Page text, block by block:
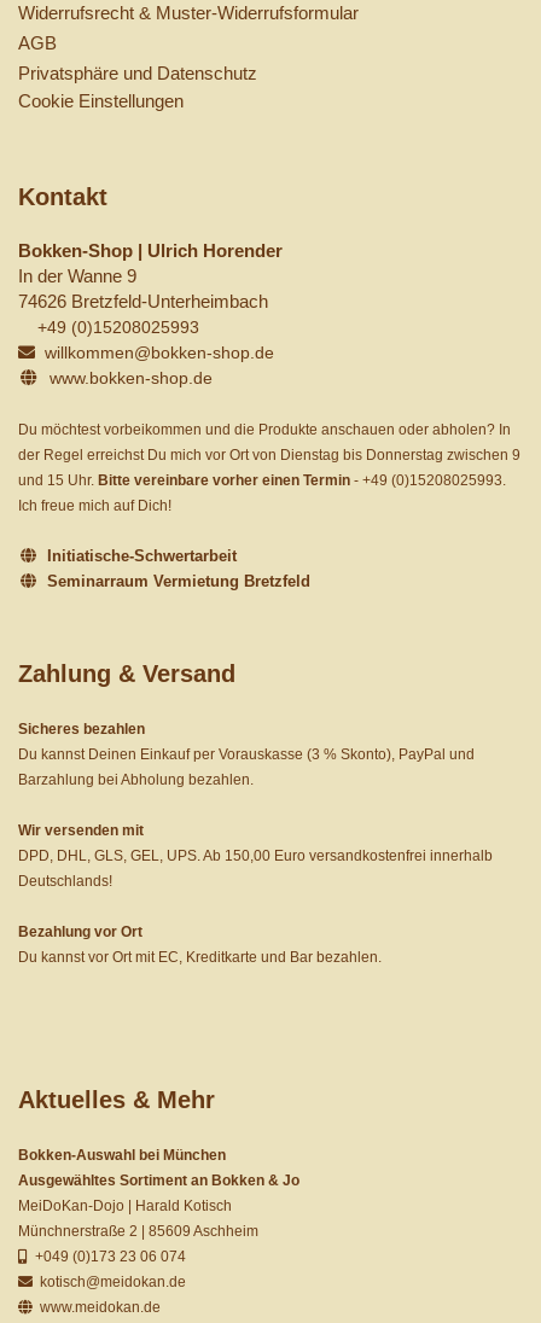
Widerrufsrecht & Muster-Widerrufsformular
AGB
Privatsphäre und Datenschutz
Cookie Einstellungen
Kontakt
Bokken-Shop | Ulrich Horender
In der Wanne 9
74626 Bretzfeld-Unterheimbach
+49 (0)15208025993
willkommen@bokken-shop.de
www.bokken-shop.de
Du möchtest vorbeikommen und die Produkte anschauen oder abholen? In
der Regel erreichst Du mich vor Ort von Dienstag bis Donnerstag zwischen 9
und 15 Uhr. Bitte vereinbare vorher einen Termin - +49 (0)15208025993.
Ich freue mich auf Dich!
Initiatische-Schwertarbeit
Seminarraum Vermietung Bretzfeld
Zahlung & Versand
Sicheres bezahlen
Du kannst Deinen Einkauf per Vorauskasse (3 % Skonto), PayPal und
Barzahlung bei Abholung bezahlen.
Wir versenden mit
DPD, DHL, GLS, GEL, UPS. Ab 150,00 Euro versandkostenfrei innerhalb
Deutschlands!
Bezahlung vor Ort
Du kannst vor Ort mit EC, Kreditkarte und Bar bezahlen.
Aktuelles & Mehr
Bokken-Auswahl bei München
Ausgewähltes Sortiment an Bokken & Jo
MeiDoKan-Dojo | Harald Kotisch
Münchnerstraße 2 | 85609 Aschheim
+049 (0)173 23 06 074
kotisch@meidokan.de
www.meidokan.de